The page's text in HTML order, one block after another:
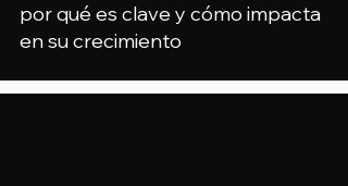
por qué es clave y cómo impacta
en su crecimiento